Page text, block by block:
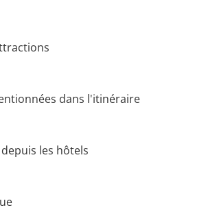
dans l'itinéraire
les hôtels